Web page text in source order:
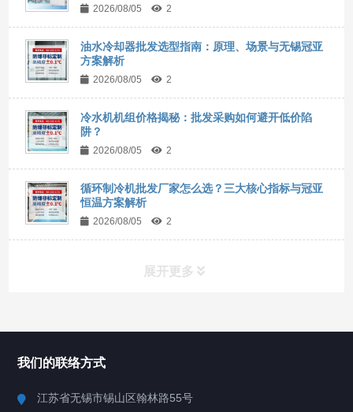
2026/08/05 2
油水冷却器批发选型指南：原理、场景与无锡冠亚
方案解析
2026/08/05 2
冷水机机组价格揭秘：批发采购如何避开低价陷
阱？
2026/08/05 2
循环制冷机批发厂家怎么选？三大核心指标与冠亚
恒温方案解析
2026/08/05 2
展开更多
我们的联络方式
江苏省无锡市锡山区翰林路55号